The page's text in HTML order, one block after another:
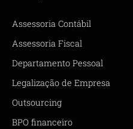
Assessoria Contábil
Assessoria Fiscal
Departamento Pessoal
Legalização de Empresa
Outsourcing
BPO financeiro